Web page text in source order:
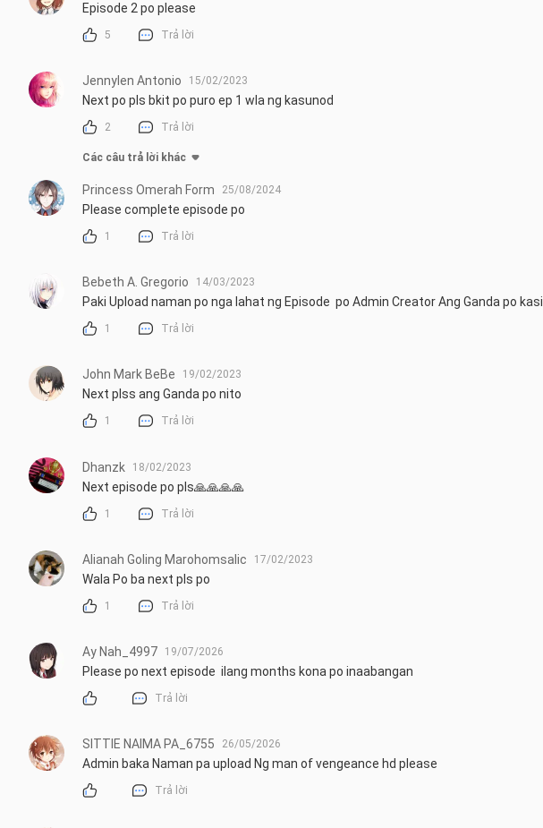
Episode 2 po please
5 Trả lời
Jennylen Antonio 15/02/2023
Next po pls bkit po puro ep 1 wla ng kasunod
2 Trả lời
Các câu trả lời khác
Princess Omerah Form 25/08/2024
Please complete episode po
1 Trả lời
Bebeth A. Gregorio 14/03/2023
Paki Upload naman po nga lahat ng Episode  po Admin Creator Ang Ganda po
1 Trả lời
John Mark BeBe 19/02/2023
Next plss ang Ganda po nito
1 Trả lời
Dhanzk 18/02/2023
Next episode po pls🙏🙏🙏🙏
1 Trả lời
Alianah Goling Marohomsalic 17/02/2023
Wala Po ba next pls po
1 Trả lời
Ay Nah_4997 19/07/2026
Please po next episode  ilang months kona po inaabangan
Trả lời
SITTIE NAIMA PA_6755 26/05/2026
Admin baka Naman pa upload Ng man of vengeance hd please
Trả lời